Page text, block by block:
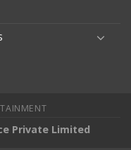
Private Limited